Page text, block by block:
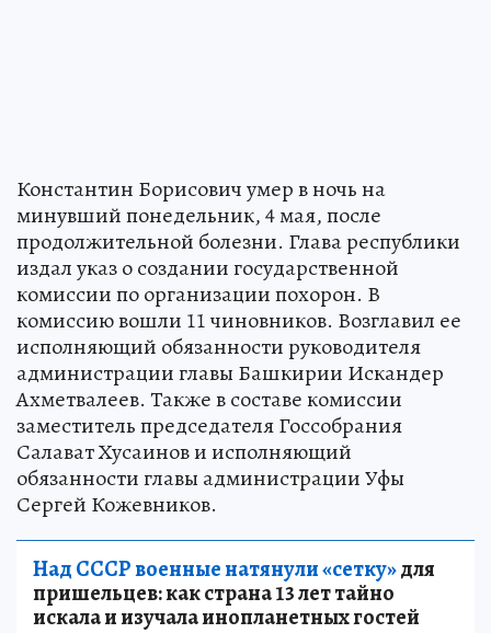
Константин Борисович умер в ночь на
минувший понедельник, 4 мая, после
продолжительной болезни. Глава республики
издал указ о создании государственной
комиссии по организации похорон. В
комиссию вошли 11 чиновников. Возглавил ее
исполняющий обязанности руководителя
администрации главы Башкирии Искандер
Ахметвалеев. Также в составе комиссии
заместитель председателя Госсобрания
Салават Хусаинов и исполняющий
обязанности главы администрации Уфы
Сергей Кожевников.
Над СССР военные натянули «сетку»для
пришельцев: как страна 13 лет тайно
искала и изучала инопланетных гостей